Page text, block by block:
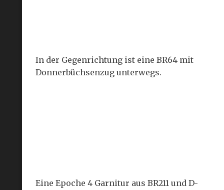
In der Gegenrichtung ist eine BR64 mit
Donnerbüchsenzug unterwegs.
Eine Epoche 4 Garnitur aus BR211 und D-